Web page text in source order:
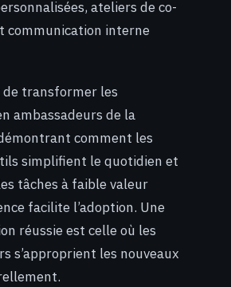
ateliers de co-
communication interne
de transformer les
ambassadeurs de la
comment les
simplifient le quotidien et
tâches à faible valeur
facilite l’adoption. Une
réussie est celle où les
s’approprient les nouveaux